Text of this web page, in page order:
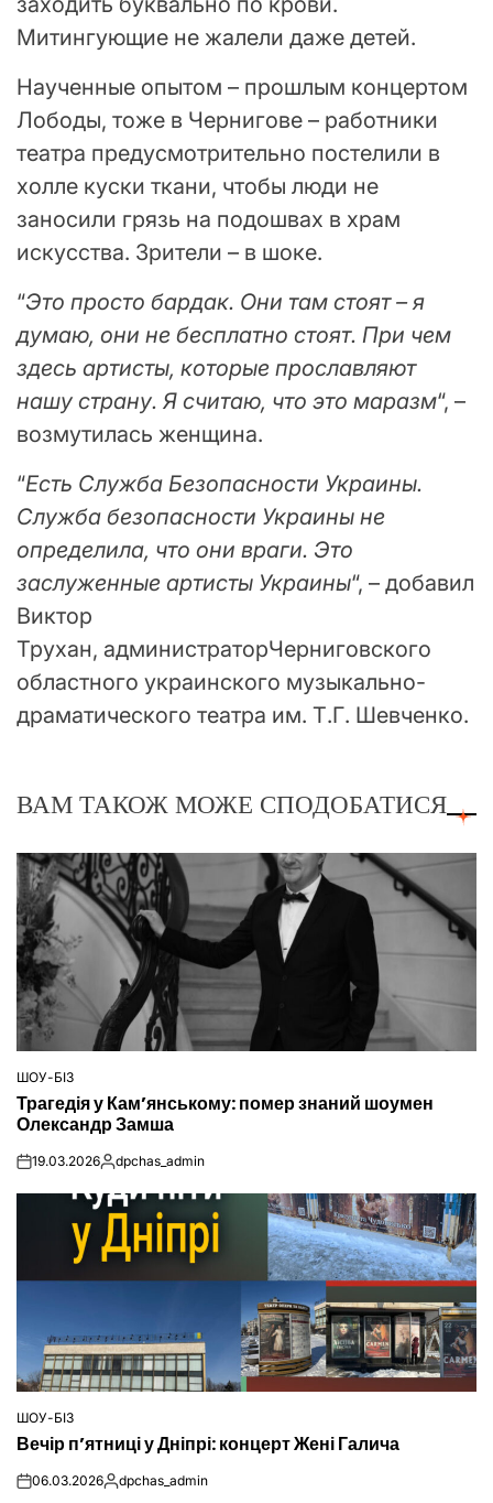
Митингующие не жалели даже детей.
Наученные опытом – прошлым концертом
Лободы, тоже в Чернигове – работники
театра предусмотрительно постелили в
холле куски ткани, чтобы люди не
заносили грязь на подошвах в храм
искусства. Зрители – в шоке.
“Это просто бардак. Они там стоят – я
думаю, они не бесплатно стоят. При чем
здесь артисты, которые прославляют
нашу страну. Я считаю, что это маразм“, –
возмутилась женщина.
“Есть Служба Безопасности Украины.
Служба безопасности Украины не
определила, что они враги. Это
заслуженные артисты Украины“, – добавил
Виктор
Трухан, администраторЧерниговского
областного украинского музыкально-
драматического театра им. Т.Г. Шевченко.
ВАМ ТАКОЖ МОЖЕ СПОДОБАТИСЯ
ОПУБЛІКУВАТИ
ШОУ-БІЗ
Трагедія у Кам’янському: помер знаний шоумен
Олександр Замша
on19.03.2026Опубліковано
dpchas_admin
ОПУБЛІКУВАТИ
У
ШОУ-БІЗ
Вечір п’ятниці у Дніпрі: концерт Жені Галича
on06.03.2026Опубліковано
dpchas_admin